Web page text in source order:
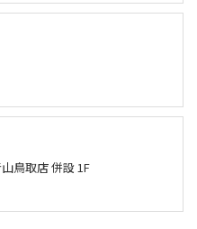
鳥取店 併設 1F